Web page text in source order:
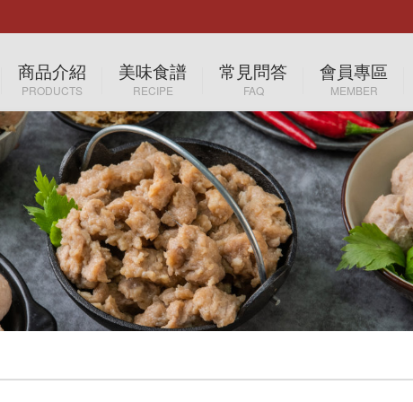
商品介紹
PRODUCTS
美食佳餚
節慶禮盒
美味食譜
RECIPE
美味食譜
常見問答
FAQ
購物需知
會員專區
MEMBER
會員登入
加入會員
忘記密碼
非會員購物結帳